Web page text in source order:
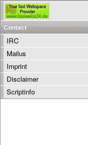
Contact
IRC
Mailus
Imprint
Disclaimer
Scriptinfo